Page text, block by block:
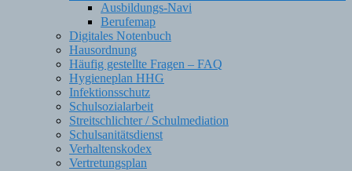
Ausbildungs-Navi
Berufemap
Digitales Notenbuch
Hausordnung
Häufig gestellte Fragen – FAQ
Hygieneplan HHG
Infektionsschutz
Schulsozialarbeit
Streitschlichter / Schulmediation
Schulsanitätsdienst
Verhaltenskodex
Vertretungsplan